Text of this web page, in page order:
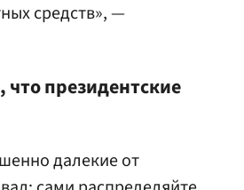
средств», —
президентские
далекие от